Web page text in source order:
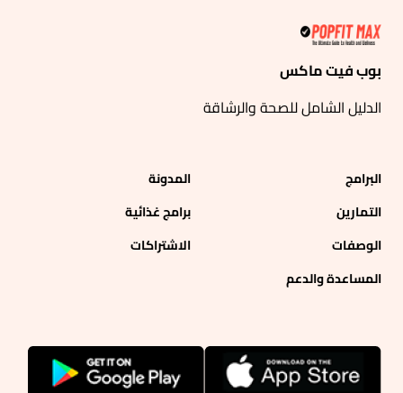
بوب فيت ماكس
الدليل الشامل للصحة والرشاقة
البرامج
التمارين
الوصفات
المساعدة والدعم
المدونة
برامج غذائية
الاشتراكات